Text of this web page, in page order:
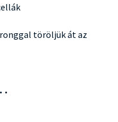
töröljük át az